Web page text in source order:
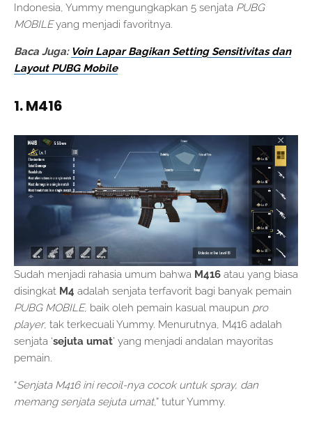
Indonesia, Yummy mengungkapkan 5 senjata PUBG
MOBILEyang menjadi favoritnya.
Baca Juga: Voin Lapar Bagikan Setting Sensitivitas dan
Layout PUBG Mobile
1. M416
Sudah menjadi rahasia umum bahwa M416 atau yang biasa
disingkat M4 adalah senjata terfavorit bagi banyak pemain
PUBG MOBILE, baik oleh pemain kasual maupun pro
player, tak terkecuali Yummy. Menurutnya, M416 adalah
senjata ‘sejuta umat’ yang menjadi andalan mayoritas
pemain.
“Senjata M416 ini recoil-nya cocok untuk spray, dan
memang senjata sejuta umat,” tutur Yummy.